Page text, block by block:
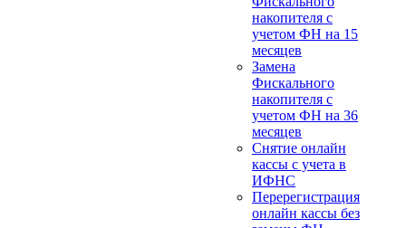
накопителя с
учетом ФН на 15
месяцев
Замена
Фискального
накопителя с
учетом ФН на 36
месяцев
Снятие онлайн
кассы с учета в
ИФНС
Перерегистрация
онлайн кассы без